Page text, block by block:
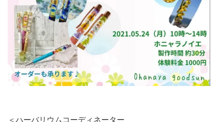
＜ハーバリウムコーディネーター